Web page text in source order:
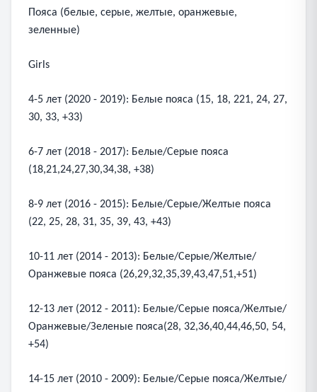
Пояса (белые, серые, желтые, оранжевые,
зеленные)
Girls
4-5 лет (2020 - 2019): Белые пояса (15, 18, 221, 24, 27,
30, 33, +33)
6-7 лет (2018 - 2017): Белые/Серые пояса
(18,21,24,27,30,34,38, +38)
8-9 лет (2016 - 2015): Белые/Серые/Желтые пояса
(22, 25, 28, 31, 35, 39, 43, +43)
10-11 лет (2014 - 2013): Белые/Серые/Желтые/
Оранжевые пояса (26,29,32,35,39,43,47,51,+51)
12-13 лет (2012 - 2011): Белые/Серые пояса/Желтые/
Оранжевые/Зеленые пояса(28, 32,36,40,44,46,50, 54,
+54)
14-15 лет (2010 - 2009): Белые/Серые пояса/Желтые/